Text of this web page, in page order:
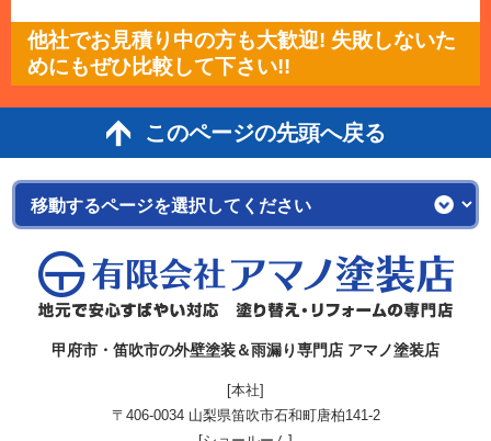
他社でお見積り中の方も大歓迎! 失敗しないた
めにもぜひ比較して下さい!!
このページの先頭へ戻る
甲府市・笛吹市の外壁塗装＆雨漏り専門店 アマノ塗装店
[本社]
〒406-0034 山梨県笛吹市石和町唐柏141-2